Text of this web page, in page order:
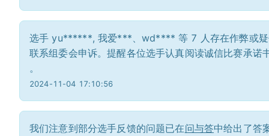
选手 yu******, 我爱***、wd**** 等 7 人存在作弊或疑
联系组委会申诉。提醒各位选手认真阅读诚信比赛承诺
。
2024-11-04 17:10:56
我们注意到部分选手反馈的问题已在问与答中给出了答